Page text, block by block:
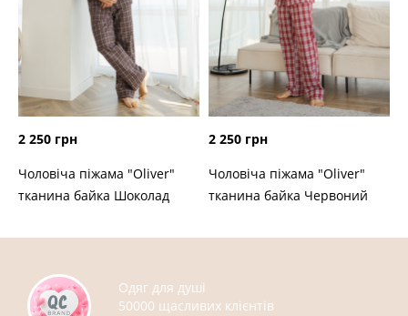
2 250 грн
Чоловіча піжама "Oliver"
тканина байка Шоколад
2 250 грн
Чоловіча піжама "Oliver"
тканина байка Червоний
Одяг для душі
50000 щасливих клієнтів